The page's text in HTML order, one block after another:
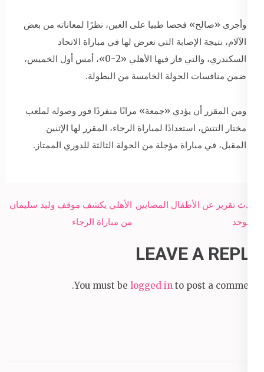
وأجرى «صالح» فحصا طبيا على العين، نظرًا لمعاناته من بعض
الآلام، نتيجة الإصابة التي تعرض لها في مباراة الاتحاد
السكندري، والتي فاز فيها الأهلي «2-0»، أمس أول الخميس،
ضمن منافسات الجولة الخامسة من البطولة.
ومن المقرر أن يؤدي «جمعة» مرانًا منفردًا فور وصوله لملعب
مختار التتش، استعدادًا لمباراة الرجاء، المقرر لها الإثنين
المقبل، في مباراة مؤجلة من الجولة الثالثة للدوري الممتاز.
Post
navigation
الأهلي يكشف موقف وليد سليمان
من مباراة الرجاء
أحدث تقرير عن الأطفال المصابين
بالتوحد
LEAVE A REPLY
You must be logged in to post a comment.